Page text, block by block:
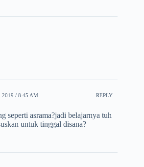
2019 / 8:45 AM REPLY
seperti asrama?jadi belajarnya tuh
untuk tinggal disana?